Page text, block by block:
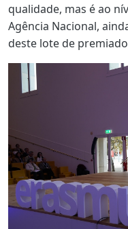
qualidade, mas é ao
Agência Nacional,
deste lote de